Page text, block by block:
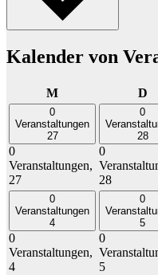
Kalender von
MMontag D
0
Veranstaltungen
27
0
Veranstaltungen,
27
0
28
0
28
0
Veranstaltungen
4
0
Veranstaltungen,
4
0
5
0
5